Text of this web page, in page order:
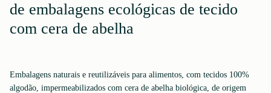
de embalagens ecológicas de tecido
com cera de abelha
Embalagens naturais e reutilizáveis para alimentos, com tecidos 100%
algodão, impermeabilizados com cera de abelha biológica, de origem